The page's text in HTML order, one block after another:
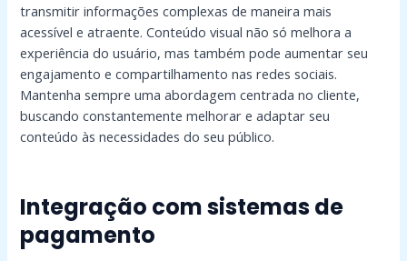
transmitir informações complexas de maneira mais
acessível e atraente. Conteúdo visual não só melhora a
experiência do usuário, mas também pode aumentar seu
engajamento e compartilhamento nas redes sociais.
Mantenha sempre uma abordagem centrada no cliente,
buscando constantemente melhorar e adaptar seu
conteúdo às necessidades do seu público.
Integração com sistemas de
pagamento